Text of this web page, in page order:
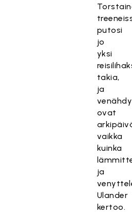
putosi
jo
yksi
takia,
ja
ovat
vaikka
kuinka
ja
Ulander
kertoo.